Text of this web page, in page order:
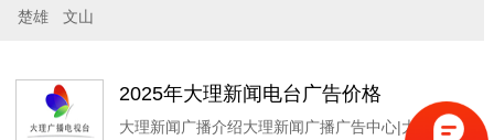
楚雄
文山
2025年大理新闻电台广告价格
大理新闻广播介绍大理新闻广播广告中心|大理新闻广